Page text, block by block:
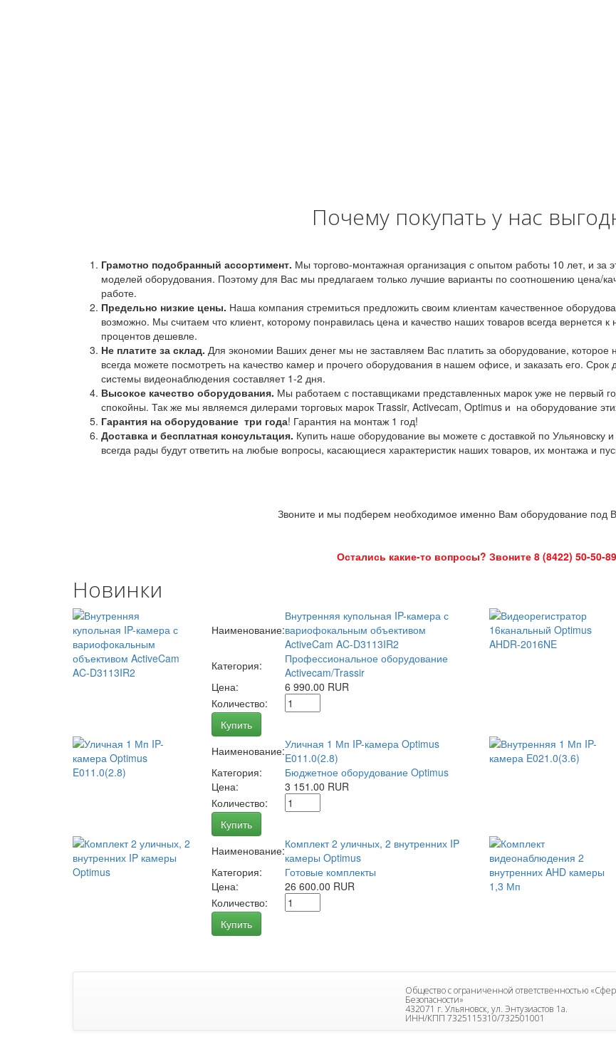
Почему покупать у нас
Грамотно подобранный ассортимент. Мы торгово-монтажная организация с опытом работы 10 лет, и за
моделей оборудования. Поэтому для Вас мы предлагаем только лучшие варианты по соотношению цена/
работе.
Предельно низкие цены. Наша компания стремиться предложить своим клиентам качественное
возможно. Мы считаем что клиент, которому понравилась цена и качество наших товаров всегда
процентов дешевле.
Не платите за склад. Для экономии Ваших денег мы не заставляем Вас платить за оборудование,
всегда можете посмотреть на качество камер и прочего оборудования в нашем офисе, и заказать его.
системы видеонаблюдения составляет 1-2 дня.
Высокое качество оборудования. Мы работаем с поставщиками представленных марок уже не первый
спокойны. Так же мы являемся дилерами торговых марок Trassir, Activecam, Optimus и на оборудование
Гарантия на оборудование три года! Гарантия на монтаж 1 год!
Доставка и бесплатная консультация. Купить наше оборудование вы можете с доставкой по
всегда рады будут ответить на любые вопросы, касающиеся характеристик наших товаров, их монтажа и
Звоните и мы подберем необходимое именно Вам оборудование под
Остались какие-то вопросы? Звоните 8 (8422) 50-50-
Новинки
Наименование:
Внутренняя купольная IP-камера с
вариофокальным объективом
ActiveCam AC-D3113IR2
Категория:
Профессиональное оборудование
Activecam/Trassir
Цена:
6 990.00 RUR
Количество:
Купить
Наименование:Уличная 1 Мп IP-камера Optimus
E011.0(2.8)
Категория:
Бюджетное оборудование Optimus
Цена:
3 151.00 RUR
Количество:
Купить
Наименование:Комплект 2 уличных, 2 внутренних IP
камеры Optimus
Категория:
Готовые комплекты
Цена:
26 600.00 RUR
Количество:
Купить
Общество с ограниченной ответственностью
Безопасности»
432071 г. Ульяновск, ул. Энтузиастов 1а.
ИНН/КПП 7325115310/732501001